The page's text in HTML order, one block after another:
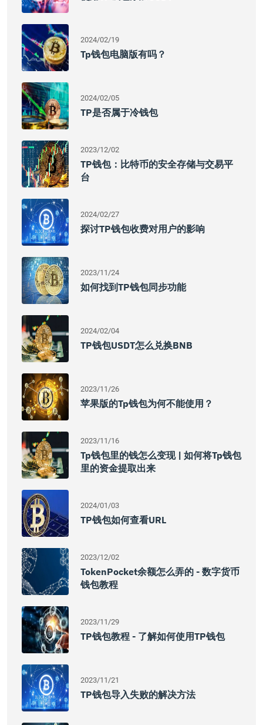
2024/02/19
Tp钱包电脑版有吗？
2024/02/05
TP是否属于冷钱包
2023/12/02
TP钱包：比特币的安全存储与交易平
台
2024/02/27
探讨TP钱包收费对用户的影响
2023/11/24
如何找到TP钱包同步功能
2024/02/04
TP钱包USDT怎么兑换BNB
2023/11/26
苹果版的tp钱包为何不能使用？
2023/11/16
Tp钱包里的钱怎么变现 | 如何将tp钱包
里的资金提取出来
2024/01/03
TP钱包如何查看URL
2023/12/02
TokenPocket余额怎么弄的 - 数字货币
钱包教程
2023/11/29
TP钱包教程 - 了解如何使用TP钱包
2023/11/21
TP钱包导入失败的解决方法